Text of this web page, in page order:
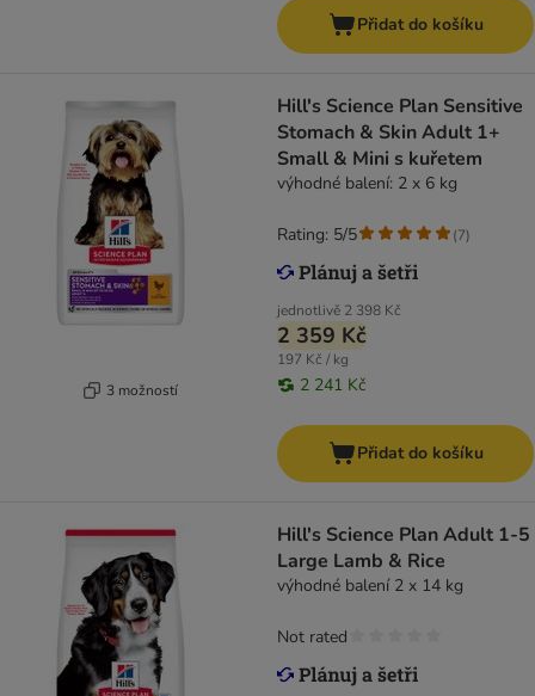
Přidat do košíku
3 možností
Hill's Science Plan Sensitive
Stomach & Skin Adult 1+
Small & Mini s kuřetem
výhodné balení: 2 x 6 kg
jednotlivě 2 398 Kč
2 359 Kč
197 Kč / kg
2 241 Kč
Rating: 5/5 (7)
Přidat do košíku
Hill's Science Plan Adult 1-5
Large Lamb & Rice
výhodné balení 2 x 14 kg
Not rated